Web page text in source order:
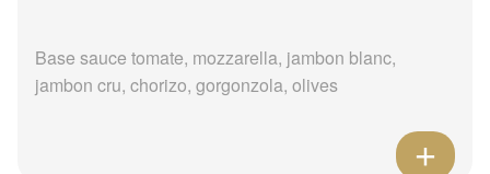
Base sauce tomate, mozzarella, jambon blanc,
jambon cru, chorizo, gorgonzola, olives